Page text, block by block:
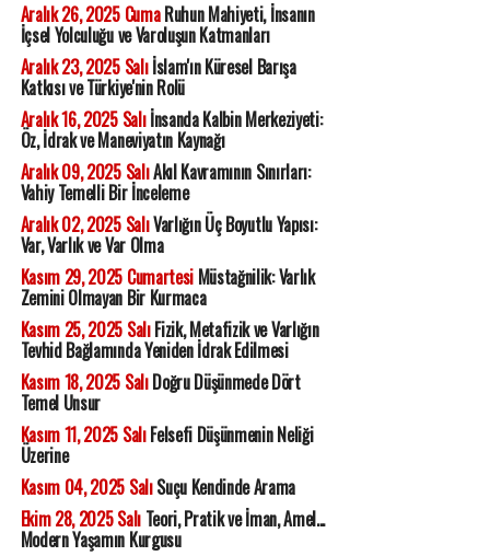
Aralık 26, 2025 CumaRuhun Mahiyeti, İnsanın
İçsel Yolculuğu ve Varoluşun Katmanları
Aralık 23, 2025 Salıİslam'ın Küresel Barışa
Katkısı ve Türkiye'nin Rolü
Aralık 16, 2025 Salıİnsanda Kalbin Merkeziyeti:
Öz, İdrak ve Maneviyatın Kaynağı
Aralık 09, 2025 SalıAkıl Kavramının Sınırları:
Vahiy Temelli Bir İnceleme
Aralık 02, 2025 SalıVarlığın Üç Boyutlu Yapısı:
Var, Varlık ve Var Olma
Kasım 29, 2025 CumartesiMüstağnilik: Varlık
Zemini Olmayan Bir Kurmaca
Kasım 25, 2025 SalıFizik, Metafizik ve Varlığın
Tevhid Bağlamında Yeniden İdrak Edilmesi
Kasım 18, 2025 SalıDoğru Düşünmede Dört
Temel Unsur
Kasım 11, 2025 SalıFelsefi Düşünmenin Neliği
Üzerine
Kasım 04, 2025 SalıSuçu Kendinde Arama
Ekim 28, 2025 SalıTeori, Pratik ve İman, Amel...
Modern Yaşamın Kurgusu